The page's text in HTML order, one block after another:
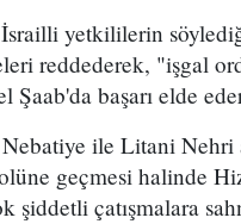
yetkililerin
reddederek, "işgal
Şaab'da başarı elde
ile Litani Nehri
geçmesi halinde
şiddetli çatışmalara